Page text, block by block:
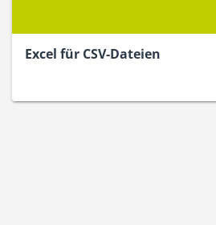
Excel für CSV-Dateien